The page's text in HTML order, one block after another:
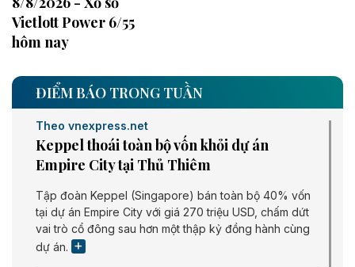
Vietlott Power 6/55
hôm nay
ĐIỂM BÁO TRONG TUẦN
Theo vnexpress.net
Keppel thoái toàn bộ vốn khỏi dự án
Empire City tại Thủ Thiêm
Tập đoàn Keppel (Singapore) bán toàn bộ 40% vốn
tại dự án Empire City với giá 270 triệu USD, chấm dứt
vai trò cổ đông sau hơn một thập kỷ đồng hành cùng
dự án.